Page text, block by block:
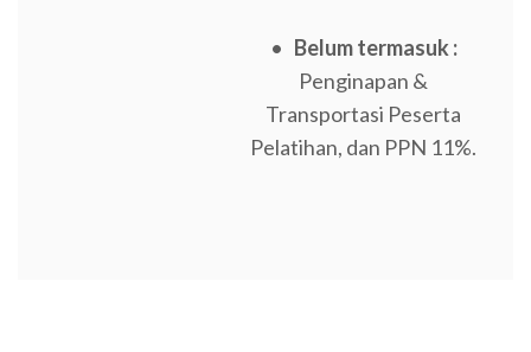
• Belum termasuk :
Penginapan &
Transportasi Peserta
Pelatihan, dan PPN 11%.